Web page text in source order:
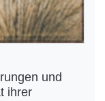
und
ihrer